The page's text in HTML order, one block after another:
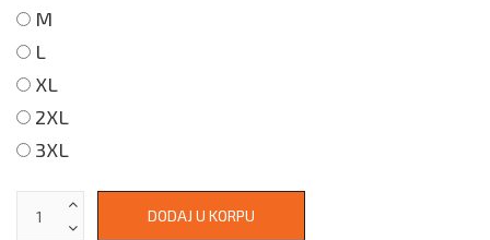
M
L
XL
2XL
3XL